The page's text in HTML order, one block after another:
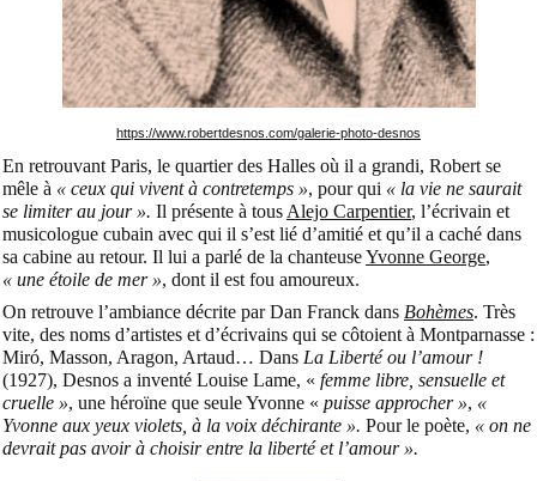
https://www.robertdesnos.com/galerie-photo-desnos
En retrouvant Paris, le quartier des Halles où il a grandi, Robert se
mêle à « ceux qui vivent à contretemps », pour qui « la vie ne saurait
se limiter au jour ». Il présente à tous Alejo Carpentier, l’écrivain et
musicologue cubain avec qui il s’est lié d’amitié et qu’il a caché dans
sa cabine au retour. Il lui a parlé de la chanteuseYvonne George,
« une étoile de mer », dont il est fou amoureux.
On retrouve l’ambiance décrite par Dan Franck dans Bohèmes. Très
vite, des noms d’artistes et d’écrivains qui se côtoient à Montparnasse :
Miró, Masson, Aragon, Artaud… Dans La Liberté ou l’amour !
(1927), Desnos a inventé Louise Lame, « femme libre, sensuelle et
cruelle », une héroïne que seule Yvonne « puisse approcher », «
Yvonne aux yeux violets, à la voix déchirante ». Pour le poète, « on ne
devrait pas avoir à choisir entre la liberté et l’amour ».